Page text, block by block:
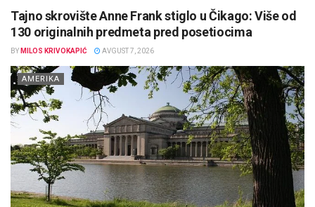
Tajno skrovište Anne Frank stiglo u Čikago: Više od
130 originalnih predmeta pred posetiocima
BY MILOS KRIVOKAPIĆ AVGUST 7, 2026
AMERIKA